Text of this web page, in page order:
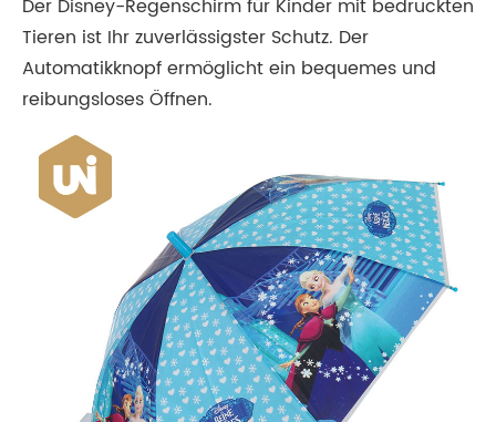
Der Disney-Regenschirm für Kinder mit bedruckten
Tieren ist Ihr zuverlässigster Schutz. Der
Automatikknopf ermöglicht ein bequemes und
reibungsloses Öffnen.